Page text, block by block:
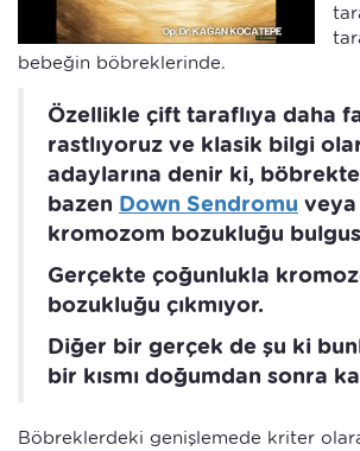
bebeğin böbreklerinde.
Özellikle çift taraflıya daha
rastlıyoruz ve klasik bilgi
adaylarına denir ki,
bazen Down Sendromu
kromozom bozukluğu
Gerçekte çoğunlukla
bozukluğu çıkmıyor.
Diğer bir gerçek de şu ki
bir kısmı doğumdan sonra
Böbreklerdeki genişlemede kriter